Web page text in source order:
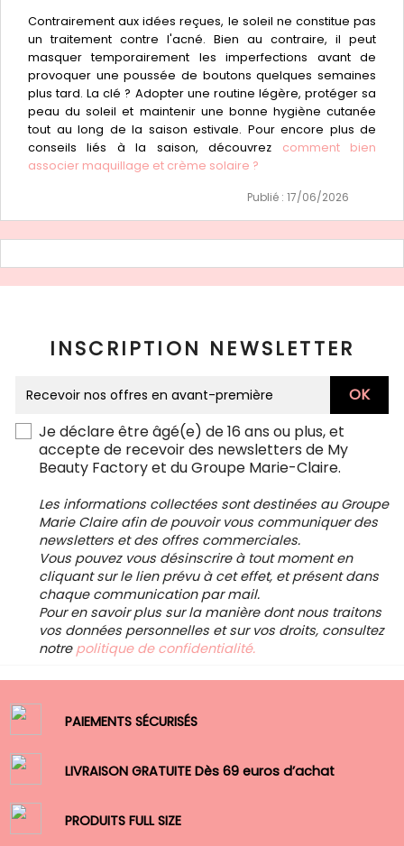
Contrairement aux idées reçues, le soleil ne constitue pas
un traitement contre l'acné. Bien au contraire, il peut
masquer temporairement les imperfections avant de
provoquer une poussée de boutons quelques semaines
plus tard. La clé ? Adopter une routine légère, protéger sa
peau du soleil et maintenir une bonne hygiène cutanée
tout au long de la saison estivale. Pour encore plus de
conseils liés à la saison, découvrez comment bien
associer maquillage et crème solaire ?
Publié : 17/06/2026
INSCRIPTION NEWSLETTER
Je déclare être âgé(e) de 16 ans ou plus, et
accepte de recevoir des newsletters de My
Beauty Factory et du Groupe Marie-Claire.
Les informations collectées sont destinées au Groupe
Marie Claire afin de pouvoir vous communiquer des
newsletters et des offres commerciales.
Vous pouvez vous désinscrire à tout moment en
cliquant sur le lien prévu à cet effet, et présent dans
chaque communication par mail.
Pour en savoir plus sur la manière dont nous traitons
vos données personnelles et sur vos droits, consultez
notre politique de confidentialité.
PAIEMENTS SÉCURISÉS
LIVRAISON GRATUITE Dès 69 euros d’achat
PRODUITS FULL SIZE